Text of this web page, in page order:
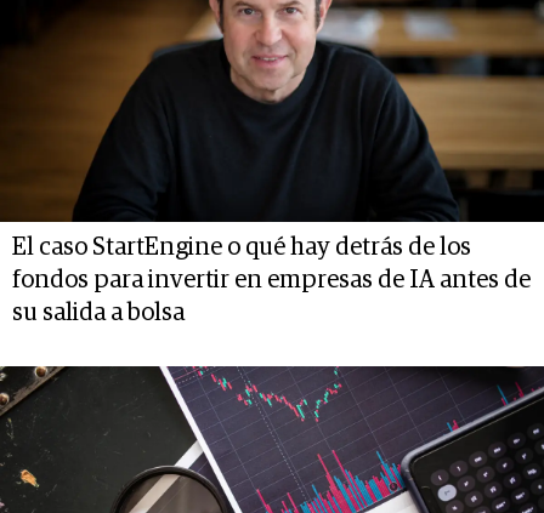
El caso StartEngine o qué hay detrás de los
fondos para invertir en empresas de IA antes de
su salida a bolsa